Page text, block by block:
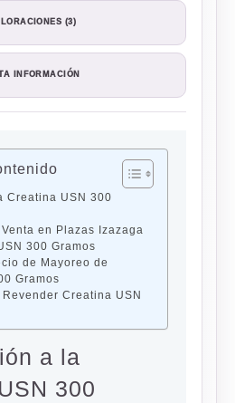
(3)
INFORMACIÓN
Creatina USN 300
en Plazas Izazaga
300 Gramos
de Mayoreo de
Gramos
Creatina USN
a la
USN 300